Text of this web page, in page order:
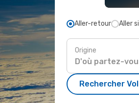
Aller-retour Aller
Origine
Rechercher